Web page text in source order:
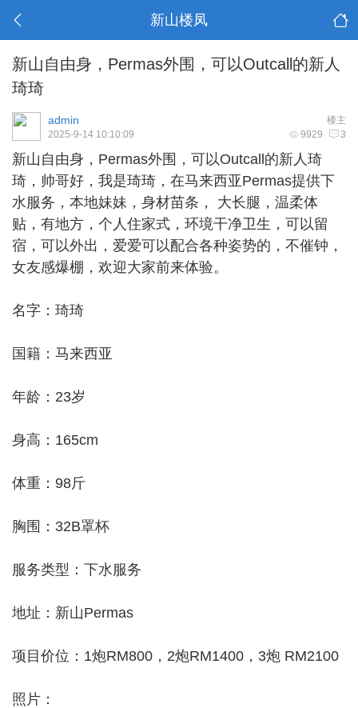
新山楼凤
新山自由身，Permas外围，可以Outcall的新人
琦琦
楼主
admin
9929 3
2025-9-14 10:10:09
新山自由身 ，Permas外围，可以Outcall的新人琦
琦，帅哥好，我是琦琦，在马来西亚Permas提供下
水服务，本地妹妹，身材苗条， 大长腿，温柔体
贴，有地方，个人住家式，环境干净卫生，可以留
宿，可以外出，爱爱可以配合各种姿势的，不催钟，
女友感爆棚，欢迎大家前来体验。
名字：琦琦
国籍：马来西亚
年龄：23岁
身高：165cm
体重：98斤
胸围：32B罩杯
服务类型：下水服务
地址：新山Permas
项目价位：1炮RM800，2炮RM1400，3炮 RM2100
照片：